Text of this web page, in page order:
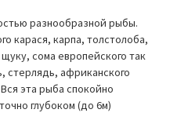
разнообразной рыбы.
карася, карпа, толстолоба,
сома европейского так
стерлядь, африканского
эта рыба спокойно
глубоком (до 6м)